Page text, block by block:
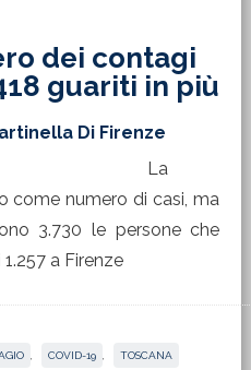
dei contagi
guariti in più
Di Firenze
La
come numero di casi, ma
3.730 le persone che
a Firenze
COVID-19 TOSCANA